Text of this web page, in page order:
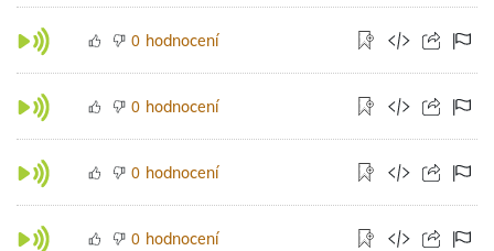
0 hodnocení
0 hodnocení
0 hodnocení
0 hodnocení